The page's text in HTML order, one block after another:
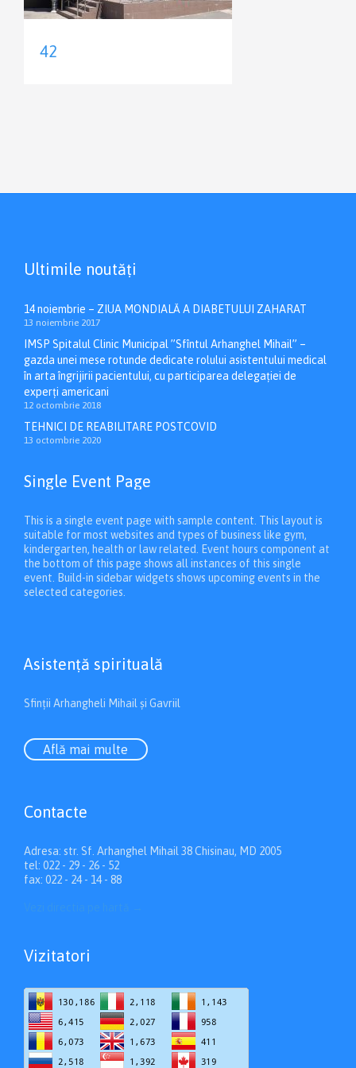
42
Ultimile noutăți
14 noiembrie – ZIUA MONDIALĂ A DIABETULUI ZAHARAT
13 noiembrie 2017
IMSP Spitalul Clinic Municipal ”Sfîntul Arhanghel Mihail” –
gazda unei mese rotunde dedicate rolului asistentului medical
în arta îngrijirii pacientului, cu participarea delegației de
experți americani
12 octombrie 2018
TEHNICI DE REABILITARE POSTCOVID
13 octombrie 2020
Single Event Page
This is a single event page with sample content. This layout is
suitable for most websites and types of business like gym,
kindergarten, health or law related. Event hours component at
the bottom of this page shows all instances of this single
event. Build-in sidebar widgets shows upcoming events in the
selected categories.
Asistenţă spirituală
Sfinții Arhangheli Mihail și Gavriil
Află mai multe
Contacte
Adresa: str. Sf. Arhanghel Mihail 38 Chisinau, MD 2005
tel: 022 - 29 - 26 - 52
fax: 022 - 24 - 14 - 88
Vizitatori